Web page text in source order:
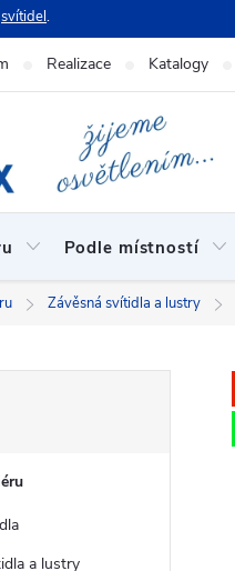
svítidel.
Realizace Katalogy
Podle místností
Závěsná svítidla a lustry
a lustry